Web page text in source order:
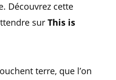
Découvrez cette
sur This is
terre, que l’on